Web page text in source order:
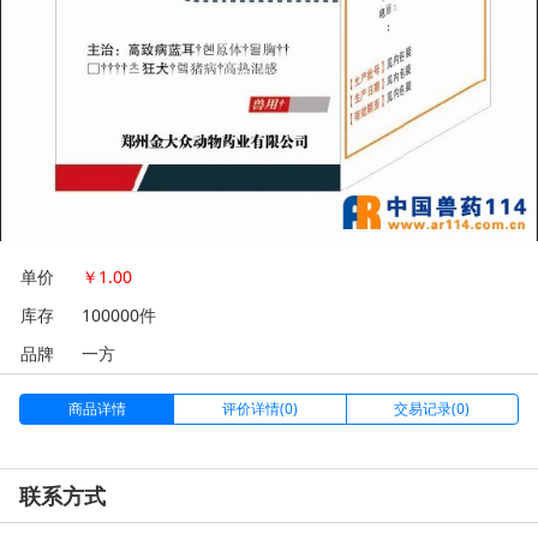
单价 ￥ 1.00
库存
100000件
品牌
一方
商品详情 评价详情(0) 交易记录(0)
联系方式